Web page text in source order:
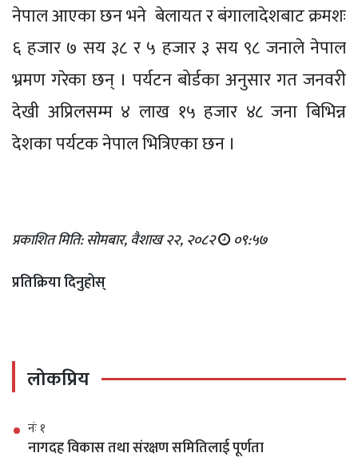
नेपाल आएका छन भने बेलायत र बंगालादेशबाट क्रमशः
६ हजार ७ सय ३८ र ५ हजार ३ सय ९८ जनाले नेपाल
भ्रमण गरेका छन् । पर्यटन बोर्डका अनुसार गत जनवरी
देखी अप्रिलसम्म ४ लाख १५ हजार ४८ जना बिभिन्न
देशका पर्यटक नेपाल भित्रिएका छन ।
प्रकाशित मिति: सोमबार, वैशाख २२, २०८२ ०९:५७
प्रतिक्रिया दिनुहोस्
लोकप्रिय
नंः १
नागदह विकास तथा संरक्षण समितिलाई पूर्णता